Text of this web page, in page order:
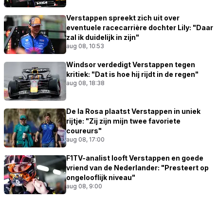
Verstappen spreekt zich uit over
eventuele racecarrière dochter Lily: "Daar
zal ik duidelijk in zijn"
aug 08, 10:53
Windsor verdedigt Verstappen tegen
kritiek: "Dat is hoe hij rijdt in de regen"
aug 08, 18:38
De la Rosa plaatst Verstappen in uniek
rijtje: "Zij zijn mijn twee favoriete
coureurs"
aug 08, 17:00
F1TV-analist looft Verstappen en goede
vriend van de Nederlander: "Presteert op
ongelooflijk niveau"
aug 08, 9:00